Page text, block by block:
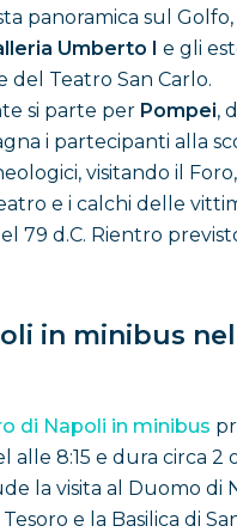
panoramica sul Golfo,
Umberto I e gli
del Teatro San Carlo.
si parte per Pompei,
i partecipanti alla
visitando il
e i calchi delle
79 d.C. Rientro
in minibus
di Napoli in minibus
alle 8:15 e dura circa 2
la visita al Duomo di
e la Basilica di